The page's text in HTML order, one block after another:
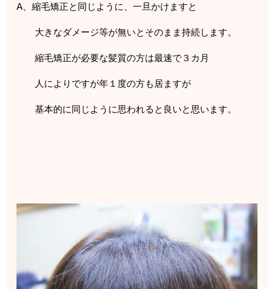
A、縮毛矯正と同じように、一旦かけますと
大きなダメージ等が無いとそのまま持続します。
縮毛矯正が必要な髪質の方は最速で３カ月
人によりですが年１度の方も居ますが
基本的に同じように思われると良いと思います。